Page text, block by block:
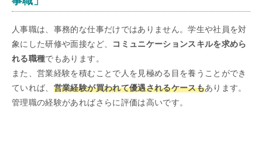
人事職は、事務的な仕事だけではありません。学生や社員を対
象にした研修や面接など、
コミュニケーションスキルを求めら
れる職種でもあります。
また、営業経験を積むことで人を見極める目を養うことができ
ていれば、 営業経験が買われて優遇されるケースもあります。
管理職の経験があればさらに評価は高いです。